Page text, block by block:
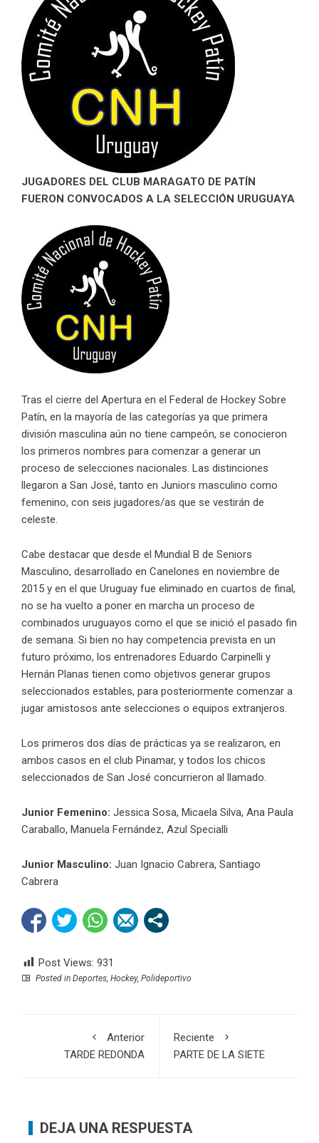
JUGADORES DEL CLUB MARAGATO DE PATÍN
FUERON CONVOCADOS A LA SELECCIÓN URUGUAYA
Tras el cierre del Apertura en el Federal de Hockey Sobre
Patín, en la mayoría de las categorías ya que primera
división masculina aún no tiene campeón, se conocieron
los primeros nombres para comenzar a generar un
proceso de selecciones nacionales. Las distinciones
llegaron a San José, tanto en Juniors masculino como
femenino, con seis jugadores/as que se vestirán de
celeste.
Cabe destacar que desde el Mundial B de Seniors
Masculino, desarrollado en Canelones en noviembre de
2015 y en el que Uruguay fue eliminado en cuartos de final,
no se ha vuelto a poner en marcha un proceso de
combinados uruguayos como el que se inició el pasado fin
de semana. Si bien no hay competencia prevista en un
futuro próximo, los entrenadores Eduardo Carpinelli y
Hernán Planas tienen como objetivos generar grupos
seleccionados estables, para posteriormente comenzar a
jugar amistosos ante selecciones o equipos extranjeros.
Los primeros dos días de prácticas ya se realizaron, en
ambos casos en el club Pinamar, y todos los chicos
seleccionados de San José concurrieron al llamado.
Junior Femenino: Jessica Sosa, Micaela Silva, Ana Paula
Caraballo, Manuela Fernández, Azul Specialli
Junior Masculino: Juan Ignacio Cabrera, Santiago
Cabrera
Post Views: 931
Posted in Deportes Hockey, Polideportivo
Anterior
TARDE REDONDA
Reciente
PARTE DE LA SIETE
DEJA UNA RESPUESTA